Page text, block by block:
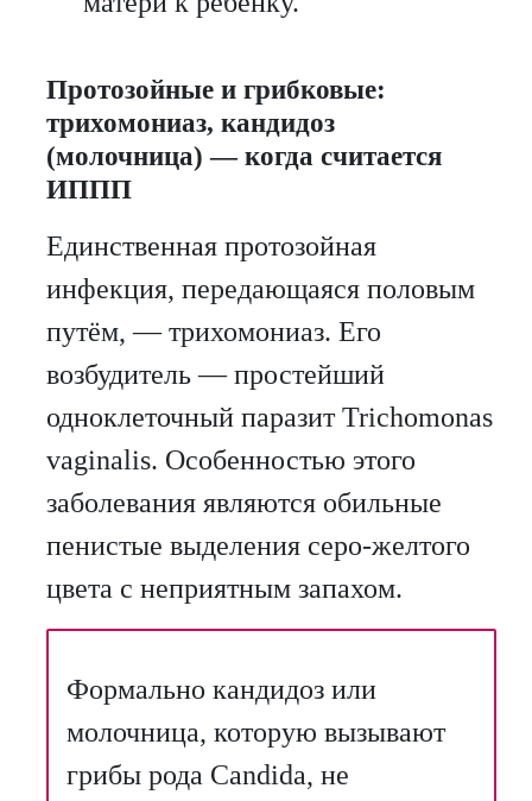
Протозойные и грибковые:
трихомониаз, кандидоз
(молочница) — когда считается
ИППП
Единственная протозойная
инфекция, передающаяся половым
путём, — трихомониаз. Его
возбудитель — простейший
одноклеточный паразит Trichomonas
vaginalis. Особенностью этого
заболевания являются обильные
пенистые выделения серо-желтого
цвета с неприятным запахом.
Формально кандидоз или
молочница, которую вызывают
грибы рода Candida, не